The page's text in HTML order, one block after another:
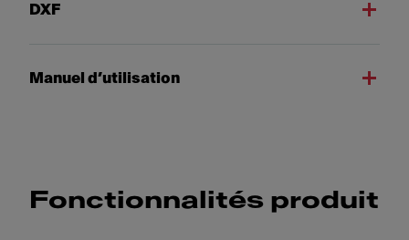
DXF
Manuel d’utilisation
Fonctionnalités produit